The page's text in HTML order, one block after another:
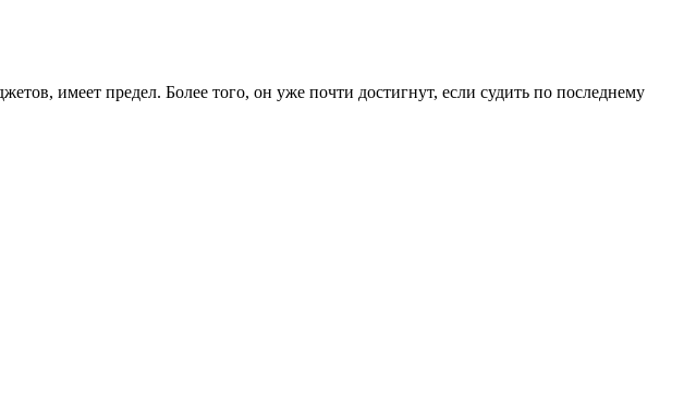
имеет предел. Более того, он уже почти достигнут, если судить по последнему